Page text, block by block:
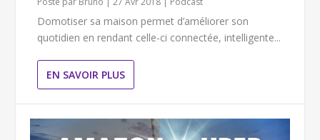
Domotiser sa maison permet d’améliorer son
quotidien en rendant celle-ci connectée, intelligente...
EN SAVOIR PLUS